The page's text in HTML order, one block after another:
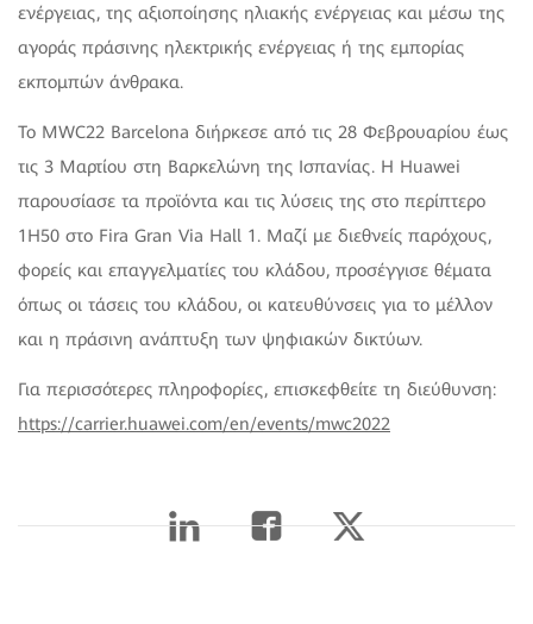
ενέργειας, της αξιοποίησης ηλιακής ενέργειας και μέσω της
αγοράς πράσινης ηλεκτρικής ενέργειας ή της εμπορίας
εκπομπών άνθρακα.
Το MWC22 Barcelona διήρκεσε από τις 28 Φεβρουαρίου έως
τις 3 Μαρτίου στη Βαρκελώνη της Ισπανίας. Η Huawei
παρουσίασε τα προϊόντα και τις λύσεις της στο περίπτερο
1H50 στο Fira Gran Via Hall 1. Μαζί με διεθνείς παρόχους,
φορείς και επαγγελματίες του κλάδου, προσέγγισε θέματα
όπως οι τάσεις του κλάδου, οι κατευθύνσεις για το μέλλον
και η πράσινη ανάπτυξη των ψηφιακών δικτύων.
Για περισσότερες πληροφορίες, επισκεφθείτε τη διεύθυνση:
https://carrier.huawei.com/en/events/mwc2022